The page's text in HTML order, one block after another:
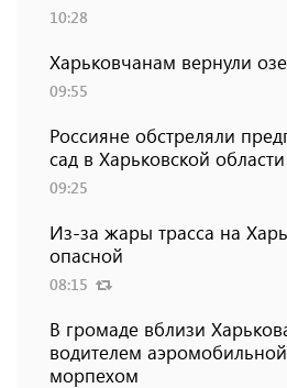
10:28
Харьковчанам вернули
09:55
Россияне обстреляли
сад в Харьковской области
09:25
Из-за жары трасса на
опасной
08:15
В громаде вблизи
водителем
морпехом